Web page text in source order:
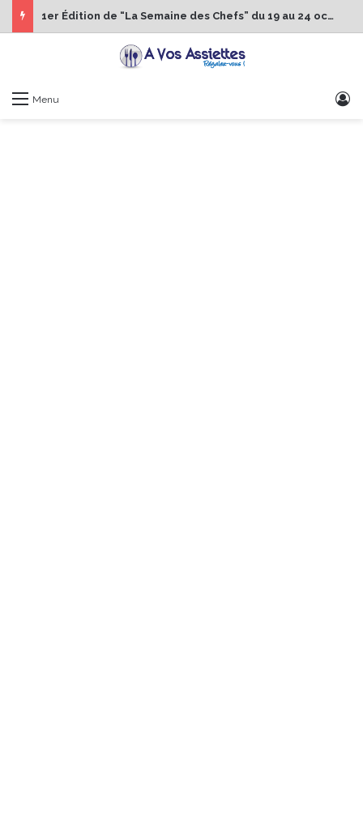
1er Édition de “La Semaine des Chefs” du 19 au 24 octobre 2026
Menu